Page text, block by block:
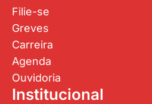
Filie-se
Greves
Carreira
Agenda
Ouvidoria
Institucional